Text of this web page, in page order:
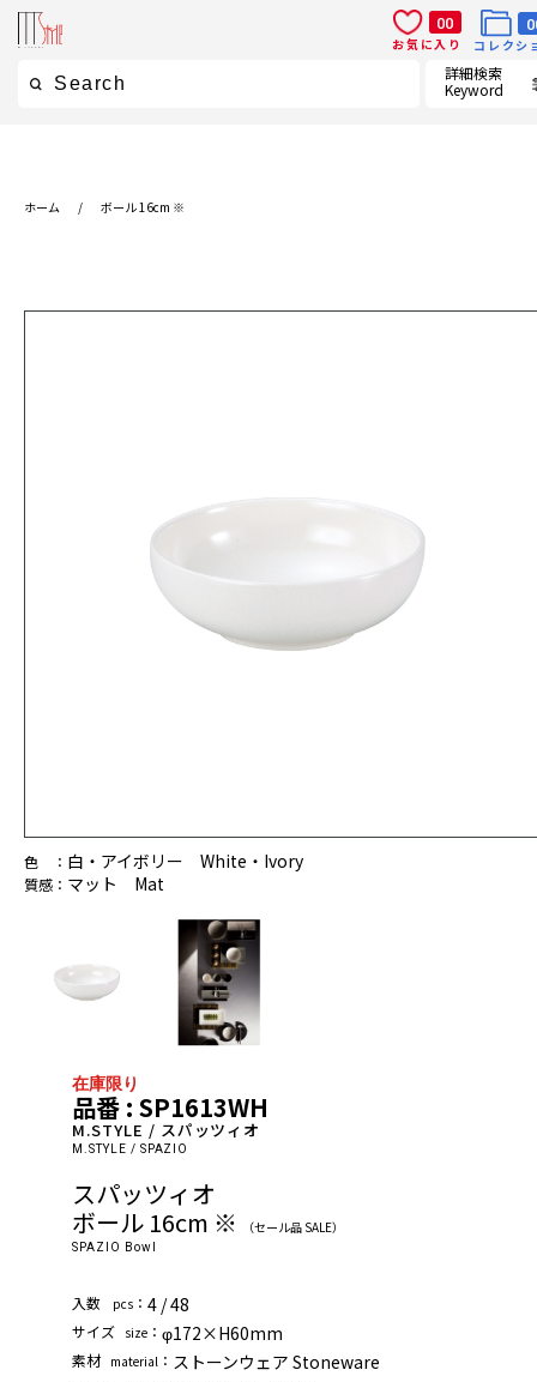
詳細検索
Keyword
00
お気に入り
コレクシ
ホーム / ボール 16cm ※
色 ： 白・アイボリー White・Ivory
質感： マット Mat
在庫限り
品番 : SP1613WH
M.STYLE / スパッツィオ
M.STYLE / SPAZIO
スパッツィオ
ボール 16cm ※
（セール品 SALE）
SPAZIO Bowl
⼊数 pcs ： 4 / 48
サイズ size ： φ172×H60mm
素材 material ： ストーンウェア Stoneware